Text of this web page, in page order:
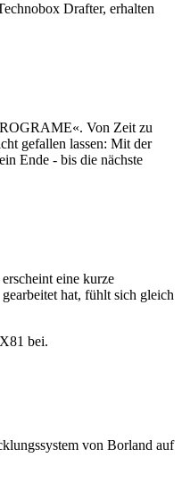
Drafter, erhalten
Von Zeit zu
gefallen lassen: Mit der
Ende - bis die nächste
eine kurze
hat, fühlt sich gleich
bei.
von Borland auf